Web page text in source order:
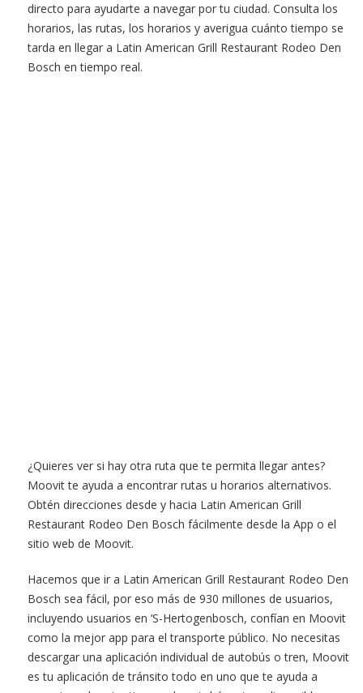
directo para ayudarte a navegar por tu ciudad. Consulta los
horarios, las rutas, los horarios y averigua cuánto tiempo se
tarda en llegar a Latin American Grill Restaurant Rodeo Den
Bosch en tiempo real.
¿Quieres ver si hay otra ruta que te permita llegar antes?
Moovit te ayuda a encontrar rutas u horarios alternativos.
Obtén direcciones desde y hacia Latin American Grill
Restaurant Rodeo Den Bosch fácilmente desde la App o el
sitio web de Moovit.
Hacemos que ir a Latin American Grill Restaurant Rodeo Den
Bosch sea fácil, por eso más de 930 millones de usuarios,
incluyendo usuarios en ‘S-Hertogenbosch, confían en Moovit
como la mejor app para el transporte público. No necesitas
descargar una aplicación individual de autobús o tren, Moovit
es tu aplicación de tránsito todo en uno que te ayuda a